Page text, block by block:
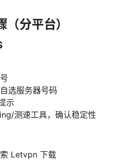
分平台）
选服务器号码
示
测速工具，确认稳定性
Letvpn 下载